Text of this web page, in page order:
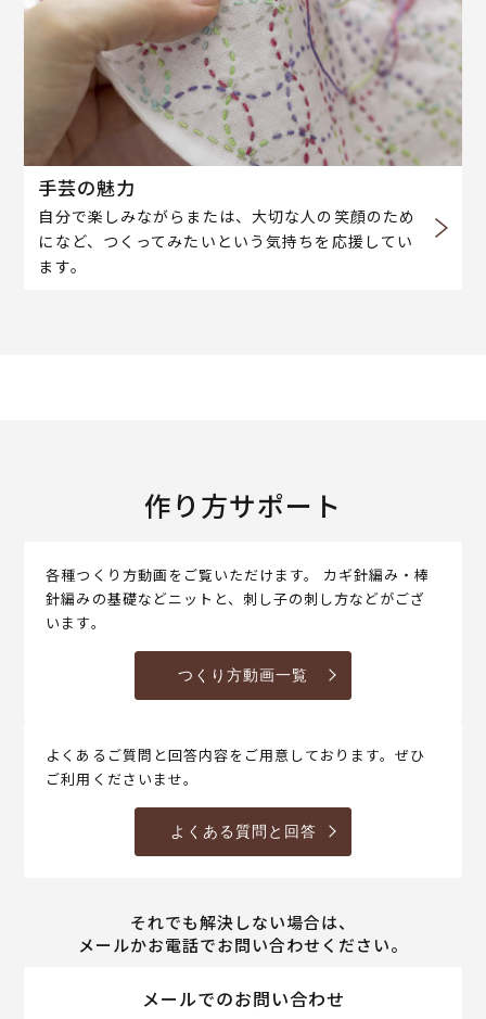
手芸の魅力
自分で楽しみながらまたは、大切な人の笑顔のため
になど、つくってみたいという気持ちを応援してい
ます。
作り方サポート
各種つくり方動画をご覧いただけます。 カギ針編み・棒
針編みの基礎などニットと、刺し子の刺し方などがござ
います。
つくり方動画一覧
よくあるご質問と回答内容をご用意しております。ぜひ
ご利用くださいませ。
よくある質問と回答
それでも解決しない場合は、
メールかお電話でお問い合わせください。
メールでのお問い合わせ